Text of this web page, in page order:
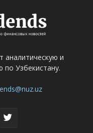
аналитическую и
Узбекистану.